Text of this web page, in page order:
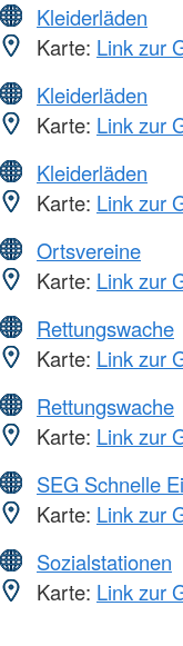
Kleiderläden
Karte: Link zur
Kleiderläden
Karte: Link zur
Kleiderläden
Karte: Link zur
Ortsvereine
Karte: Link zur
Rettungswache
Karte: Link zur
Rettungswache
Karte: Link zur
SEG Schnelle
Karte: Link zur
Sozialstationen
Karte: Link zur